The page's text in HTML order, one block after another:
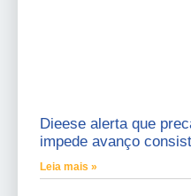
Dieese alerta que
impede avanço
Leia mais »